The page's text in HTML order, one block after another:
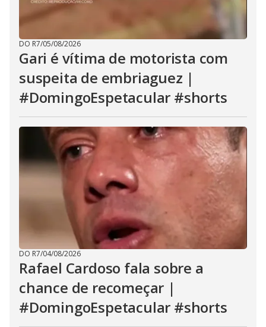
DO R7/05/08/2026
Gari é vítima de motorista com
suspeita de embriaguez |
#DomingoEspetacular #shorts
DO R7/04/08/2026
Rafael Cardoso fala sobre a
chance de recomeçar |
#DomingoEspetacular #shorts